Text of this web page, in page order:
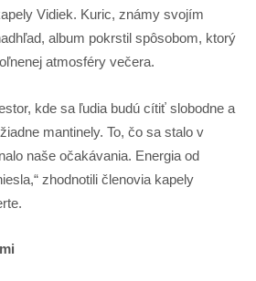
Vidiek. Kuric, známy svojím
album pokrstil spôsobom, ktorý
atmosféry večera.
kde sa ľudia budú cítiť slobodne a
mantinely. To, čo sa stalo v
naše očakávania. Energia od
zhodnotili členovia kapely